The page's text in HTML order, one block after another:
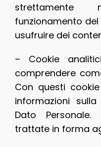
funzionamento
usufruire dei
– Cookie
comprendere
Con questi
informazioni
Dato
trattate in forma